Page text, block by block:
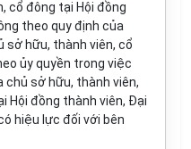
cổ đông tại Hội đồng
theo quy định của
sở hữu, thành viên, cổ
ủy quyền trong việc
chủ sở hữu, thành viên,
Hội đồng thành viên, Đại
hiệu lực đối với bên